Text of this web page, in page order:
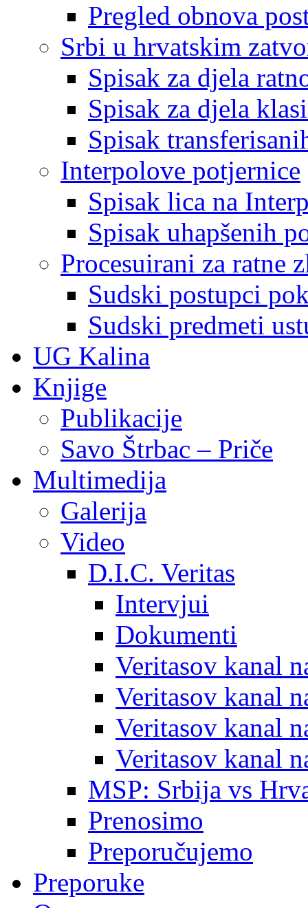
Pregled obnova
Srbi u hrvatskim
Spisak za djela
Spisak za djela
Spisak
Interpolove potjernice
Spisak lica na
Spisak uhapšenih
Procesuirani za ratne
Sudski postupci
Sudski predmeti
UG Kalina
Knjige
Publikacije
Savo Štrbac – Priče
Multimedija
Galerija
Video
D.I.C. Veritas
Intervjui
Dokumenti
Veritasov kanal
Veritasov kanal
Veritasov kanal
Veritasov kanal
MSP: Srbija vs
Prenosimo
Preporučujemo
Preporuke